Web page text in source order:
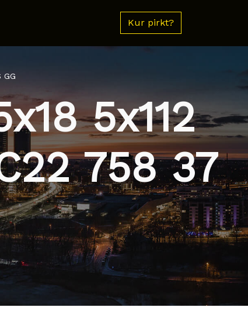
Kur pirkt?
GG
5x112
758 37